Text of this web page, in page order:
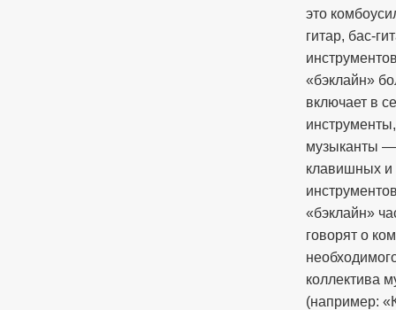
это
гитар, бас-
«бэклайн»
включает в
музыканты —
клавишных и
«бэклайн»
говорят о
коллектива
(например: